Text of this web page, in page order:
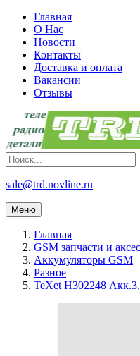
Главная
О Нас
Новости
Контакты
Доставка и оплата
Вакансии
Отзывы
sale@trd.novline.ru
Меню
Главная
GSM запчасти и
Аккумуляторы GSM
Разное
TeXet H302248